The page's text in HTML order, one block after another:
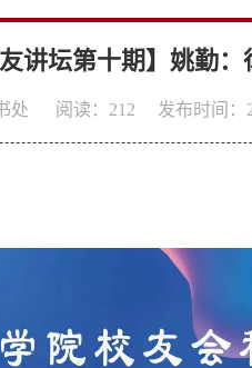
友讲坛第十期】姚勤
处 阅读： 212 发布时间：